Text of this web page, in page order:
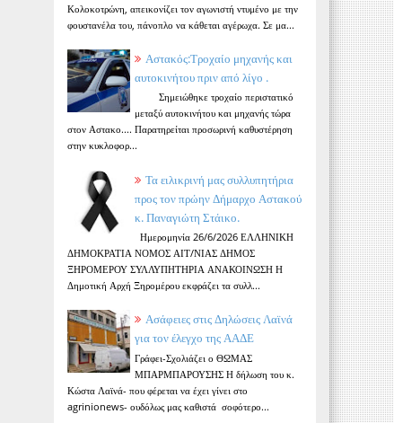
Κολοκοτρώνη, απεικονίζει τον αγωνιστή ντυμένο με την
φουστανέλα του, πάνοπλο να κάθεται αγέρωχα. Σε μα...
Αστακός:Τροχαίο μηχανής και
αυτοκινήτου πριν από λίγο .
Σημειώθηκε τροχαίο περιστατικό
μεταξύ αυτοκινήτου και μηχανής τώρα
στον Αστακο.... Παρατηρείται προσωρινή καθυστέρηση
στην κυκλοφορ...
Τα ειλικρινή μας συλλυπητήρια
προς τον πρώην Δήμαρχο Αστακού
κ. Παναγιώτη Στάικο.
Ημερομηνία 26/6/2026 ΕΛΛΗΝΙΚΗ
ΔΗΜΟΚΡΑΤΙΑ ΝΟΜΟΣ ΑΙΤ/ΝΙΑΣ ΔΗΜΟΣ
ΞΗΡΟΜΕΡΟΥ ΣΥΛΛΥΠΗΤΗΡΙΑ ΑΝΑΚΟΙΝΩΣΗ Η
Δημοτική Αρχή Ξηρομέρου εκφράζει τα συλλ...
Ασάφειες στις Δηλώσεις Λαϊνά
για τον έλεγχο της ΑΑΔΕ
Γράφει-Σχολιάζει ο ΘΩΜΑΣ
ΜΠΑΡΜΠΑΡΟΥΣΗΣ Η δήλωση του κ.
Κώστα Λαϊνά- που φέρεται να έχει γίνει στο
agrinionews- ουδόλως μας καθιστά σοφότερο...